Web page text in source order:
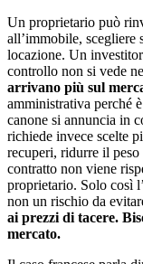
Un proprietario può
all’immobile,
locazione. Un
controllo non si vede
arrivano più sul
amministrativa perché
canone si annuncia in
richiede invece scelte
recuperi, ridurre il
contratto non viene
proprietario. Solo così
non un rischio da
ai prezzi di tacere.
mercato.